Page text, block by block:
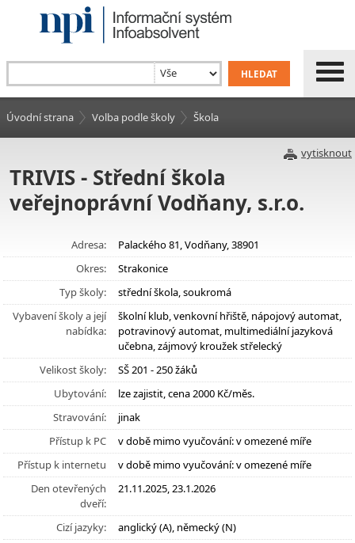
Úvodní strana Volba podle školy Škola
vytisknout
TRIVIS - Střední škola
veřejnoprávní Vodňany, s.r.o.
Adresa:
Palackého 81, Vodňany, 38901
Okres:
Strakonice
Typ školy:
střední škola, soukromá
Vybavení školy a její
nabídka:
školní klub, venkovní hřiště, nápojový automat,
potravinový automat, multimediální jazyková
učebna, zájmový kroužek střelecký
Velikost školy:
SŠ 201 - 250 žáků
Ubytování:
lze zajistit, cena 2000 Kč/měs.
Stravování:
jinak
Přístup k PC
v době mimo vyučování: v omezené míře
Přístup k internetu
v době mimo vyučování: v omezené míře
Den otevřených
dveří:
21.11.2025, 23.1.2026
Cizí jazyky:
anglický (A), německý (N)